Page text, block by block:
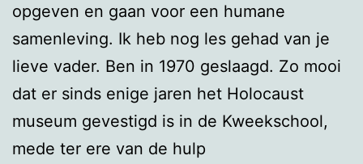
opgeven en gaan voor een humane
samenleving. Ik heb nog les gehad van je
lieve vader. Ben in 1970 geslaagd. Zo mooi
dat er sinds enige jaren het Holocaust
museum gevestigd is in de Kweekschool,
mede ter ere van de hulp